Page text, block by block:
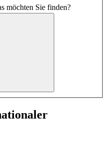
möchten Sie finden?